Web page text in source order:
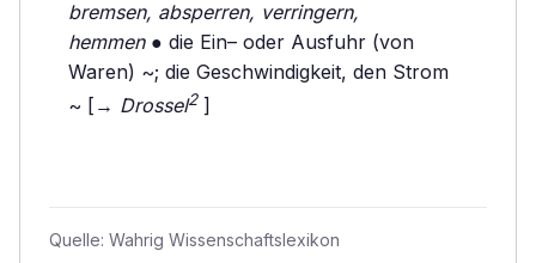
bremsen, absperren, verringern,
hemmen● die Ein– oder Ausfuhr (von
Waren) ~; die Geschwindigkeit, den Strom
~ [→ Drossel2]
Quelle: Wahrig Wissenschaftslexikon